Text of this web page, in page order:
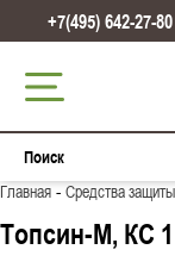
+7(495) 642-27-80
Главная-Средства
Топсин-М, КС